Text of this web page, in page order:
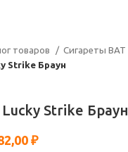
товаров
Сигареты BAT
Strike Браун
Strike Браун
₽